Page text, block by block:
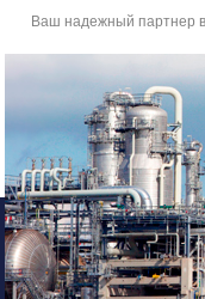
Ваш надежный партнер